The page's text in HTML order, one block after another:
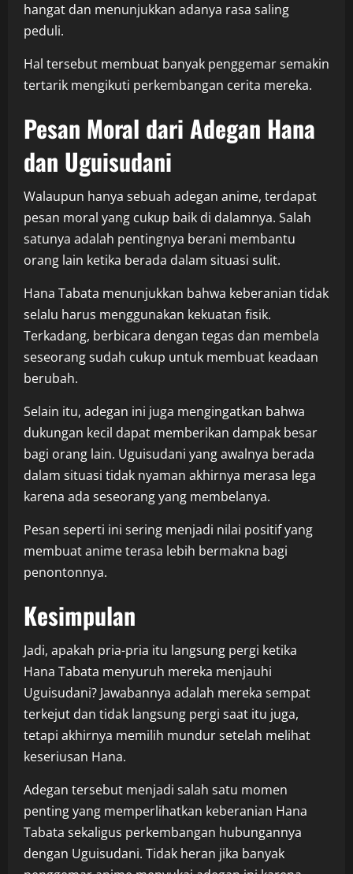
hangat dan menunjukkan adanya rasa saling
peduli.
Hal tersebut membuat banyak penggemar semakin
tertarik mengikuti perkembangan cerita mereka.
Pesan Moral dari Adegan Hana
dan Uguisudani
Walaupun hanya sebuah adegan anime, terdapat
pesan moral yang cukup baik di dalamnya. Salah
satunya adalah pentingnya berani membantu
orang lain ketika berada dalam situasi sulit.
Hana Tabata menunjukkan bahwa keberanian tidak
selalu harus menggunakan kekuatan fisik.
Terkadang, berbicara dengan tegas dan membela
seseorang sudah cukup untuk membuat keadaan
berubah.
Selain itu, adegan ini juga mengingatkan bahwa
dukungan kecil dapat memberikan dampak besar
bagi orang lain. Uguisudani yang awalnya berada
dalam situasi tidak nyaman akhirnya merasa lega
karena ada seseorang yang membelanya.
Pesan seperti ini sering menjadi nilai positif yang
membuat anime terasa lebih bermakna bagi
penontonnya.
Kesimpulan
Jadi, apakah pria-pria itu langsung pergi ketika
Hana Tabata menyuruh mereka menjauhi
Uguisudani? Jawabannya adalah mereka sempat
terkejut dan tidak langsung pergi saat itu juga,
tetapi akhirnya memilih mundur setelah melihat
keseriusan Hana.
Adegan tersebut menjadi salah satu momen
penting yang memperlihatkan keberanian Hana
Tabata sekaligus perkembangan hubungannya
dengan Uguisudani. Tidak heran jika banyak